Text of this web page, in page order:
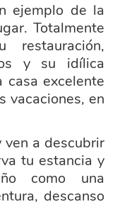
ejemplo de la
Totalmente
y su idílica
casa excelente
vacaciones, en
a descubrir
tu estancia y
como una
descanso